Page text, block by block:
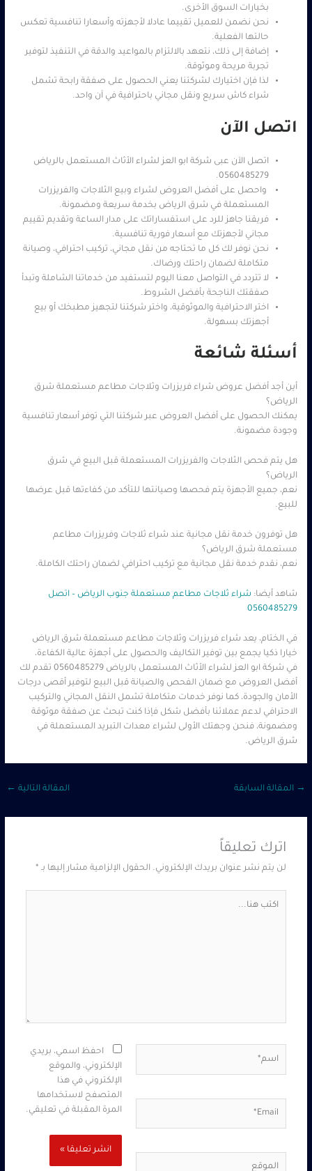
بخيارات السوق الأخرى.
نحن نضمن للعميل تقييما عادلا لأجهزته وأسعارا تنافسية تعكس
حالتها الفعلية.
إضافة إلى ذلك، نتعهد بالالتزام بالمواعيد والدقة في التنفيذ لتوفير
تجربة مريحة وموثوقة.
لذا فإن اختيارك لشركتنا يعني الحصول على صفقة رابحة تشمل
شراء كاش سريع ونقل مجاني باحترافية في آن واحد.
اتصل الآن
اتصل الآن عبى شركة ابو العز لشراء الأثاث المستعمل بالرياض
0560485279.
واحصل على أفضل العروض لشراء وبيع الثلاجات والفريزرات
المستعملة في شرق الرياض بخدمة سريعة ومضمونة.
فريقنا جاهز للرد على استفساراتك على مدار الساعة وتقديم تقييم
مجاني لأجهزتك مع أسعار فورية تنافسية.
نحن نوفر لك كل ما تحتاجه من نقل مجاني، تركيب احترافي، وصيانة
متكاملة لضمان راحتك ورضاك.
لا تتردد في التواصل معنا اليوم لتستفيد من خدماتنا الشاملة وتبدأ
صفقتك الناجحة بأفضل الشروط.
اختر الاحترافية والموثوقية، واختر شركتنا لتجهيز مطبخك أو بيع
أجهزتك بسهولة.
أسئلة شائعة
أين أجد أفضل عروض شراء فريزرات وثلاجات مطاعم مستعملة شرق
الرياض؟
يمكنك الحصول على أفضل العروض عبر شركتنا التي توفر أسعار تنافسية
وجودة مضمونة.
هل يتم فحص الثلاجات والفريزرات المستعملة قبل البيع في شرق
الرياض؟
نعم، جميع الأجهزة يتم فحصها وصيانتها للتأكد من كفاءتها قبل عرضها
للبيع.
هل توفرون خدمة نقل مجانية عند شراء ثلاجات وفريزرات مطاعم
مستعملة شرق الرياض؟
نعم، نقدم خدمة نقل مجانية مع تركيب احترافي لضمان راحتك الكاملة.
شاهد أيضا: شراء ثلاجات مطاعم مستعملة جنوب الرياض – اتصل
0560485279
في الختام، يعد شراء فريزرات وثلاجات مطاعم مستعملة شرق الرياض
خيارا ذكيا يجمع بين توفير التكاليف والحصول على أجهزة عالية الكفاءة،
في شركة ابو العز لشراء الأثاث المستعمل بالرياض 0560485279 تقدم لك
أفضل العروض مع ضمان الفحص والصيانة قبل البيع لتوفير أقصى درجات
الأمان والجودة، كما نوفر خدمات متكاملة تشمل النقل المجاني والتركيب
الاحترافي لدعم عملائنا بأفضل شكل فإذا كنت تبحث عن صفقة موثوقة
ومضمونة، فنحن وجهتك الأولى لشراء معدات التبريد المستعملة في
شرق الرياض.
→ المقالة السابقة المقالة التالية ←
اترك تعليقاً
لن يتم نشر عنوان بريدك الإلكتروني. الحقول الإلزامية مشار إليها بـ *
احفظ اسمي، بريدي
الإلكتروني، والموقع
الإلكتروني في هذا
المتصفح لاستخدامها
المرة المقبلة في تعليقي.